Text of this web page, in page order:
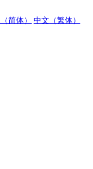
简体） 中文（繁体）